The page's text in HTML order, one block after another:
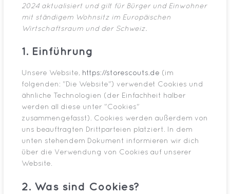
2024 aktualisiert und gilt für Bürger und Einwohner
mit ständigem Wohnsitz im Europäischen
Wirtschaftsraum und der Schweiz.
1. Einführung
Unsere Website, https://storescouts.de (im
folgenden: "Die Website") verwendet Cookies und
ähnliche Technologien (der Einfachheit halber
werden all diese unter "Cookies"
zusammengefasst). Cookies werden außerdem von
uns beauftragten Drittparteien platziert. In dem
unten stehendem Dokument informieren wir dich
über die Verwendung von Cookies auf unserer
Website.
2. Was sind Cookies?
to
to
to
to
to